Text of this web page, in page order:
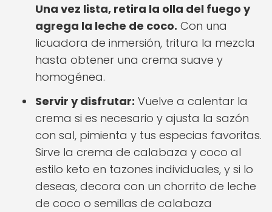
Una vez lista, retira la olla del fuego y
agrega la leche de coco. Con una
licuadora de inmersión, tritura la mezcla
hasta obtener una crema suave y
homogénea.
Servir y disfrutar: Vuelve a calentar la
crema si es necesario y ajusta la sazón
con sal, pimienta y tus especias favoritas.
Sirve la crema de calabaza y coco al
estilo keto en tazones individuales, y si lo
deseas, decora con un chorrito de leche
de coco o semillas de calabaza